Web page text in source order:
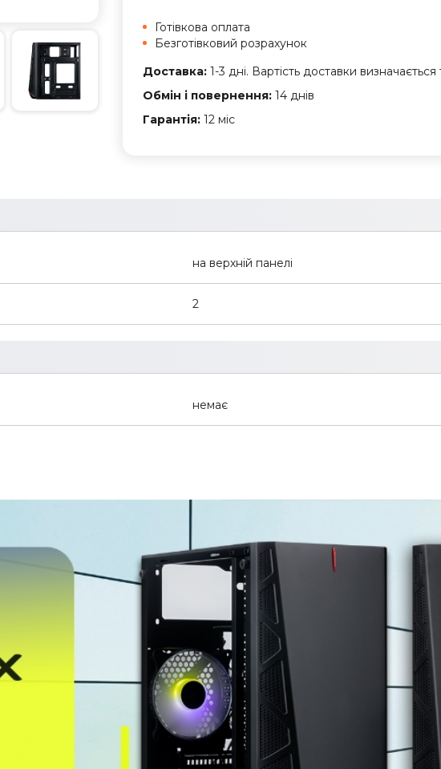
Готівкова оплата
Безготівковий розрахунок
Доставка:1-3 дні. Вартість доставки
Обмін і повернення: 14 днів
Гарантія:12 міс
на верхній панелі
2
немає